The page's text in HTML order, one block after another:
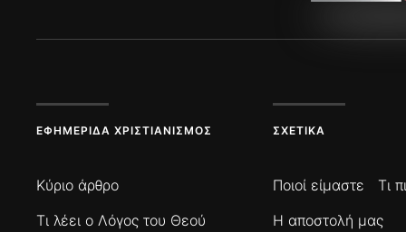
ΕΦΗΜΕΡΊΔΑ ΧΡΙΣΤΙΑΝΙΣΜΌΣ
Κύριο άρθρο
Τι λέει ο Λόγος του Θεού
ΣΧΕΤΙΚΆ
Ποιοί είμαστε
Τι
Η αποστολή μας